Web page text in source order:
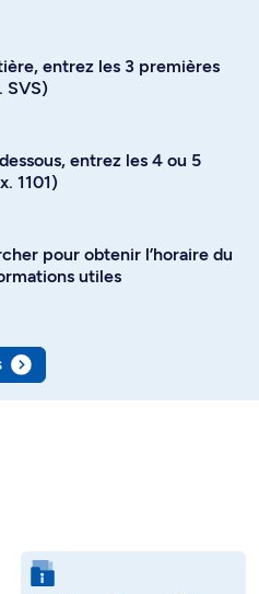
entrez les 3 premières
SVS)
entrez les 4 ou 5
1101)
pour obtenir l’horaire du
utiles